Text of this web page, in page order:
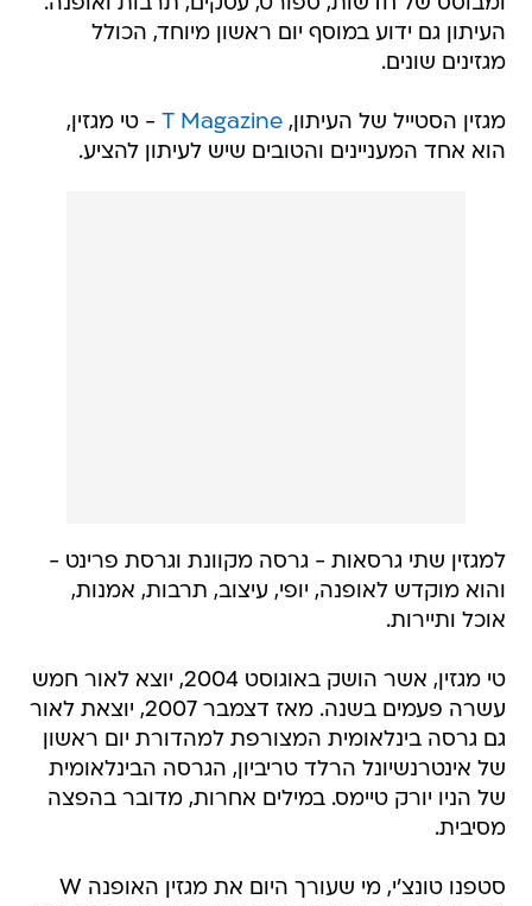
העיתון גם ידוע במוסף יום ראשון מיוחד, הכולל
מגזינים שונים.
מגזין הסטייל של העיתון,T Magazine - טי מגזין,
הוא אחד המעניינים והטובים שיש לעיתון להציע.
למגזין שתי גרסאות - גרסה מקוונת וגרסת פרינט -
והוא מוקדש לאופנה, יופי, עיצוב, תרבות, אמנות,
אוכל ותיירות.
טי מגזין, אשר הושק באוגוסט 2004, יוצא לאור חמש
עשרה פעמים בשנה. מאז דצמבר 2007, יוצאת לאור
גם גרסה בינלאומית המצורפת למהדורת יום ראשון
של אינטרנשיונל הרלד טריביון, הגרסה הבינלאומית
של הניו יורק טיימס. במילים אחרות, מדובר בהפצה
מסיבית.
סטפנו טונצ'י, מי שעורך היום את מגזין האופנה W